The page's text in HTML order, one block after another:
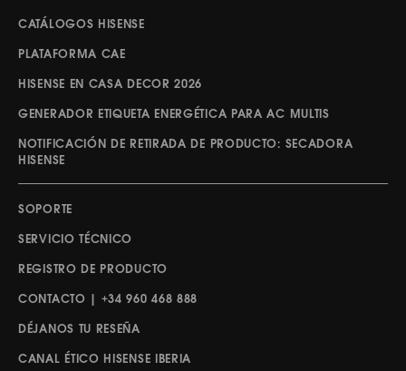
CATÁLOGOS HISENSE
PLATAFORMA CAE
HISENSE EN CASA DECOR 2026
GENERADOR ETIQUETA ENERGÉTICA PARA AC MULTIS
NOTIFICACIÓN DE RETIRADA DE PRODUCTO: SECADORA
HISENSE
SOPORTE
SERVICIO TÉCNICO
REGISTRO DE PRODUCTO
CONTACTO | +34 960 468 888
DÉJANOS TU RESEÑA
CANAL ÉTICO HISENSE IBERIA